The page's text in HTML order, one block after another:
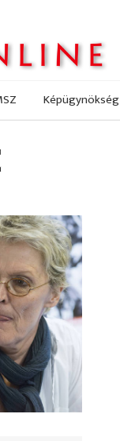
Képügynökség